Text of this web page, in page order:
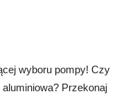
wyboru pompy! Czy
Przekonaj